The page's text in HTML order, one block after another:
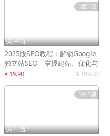
1章1课
 千启
2025版SEO教程：解锁Google
独立站SEO，掌握建站、优化与
变现技巧
¥ 19.90 ¥ 199.00
1章1课
 千启